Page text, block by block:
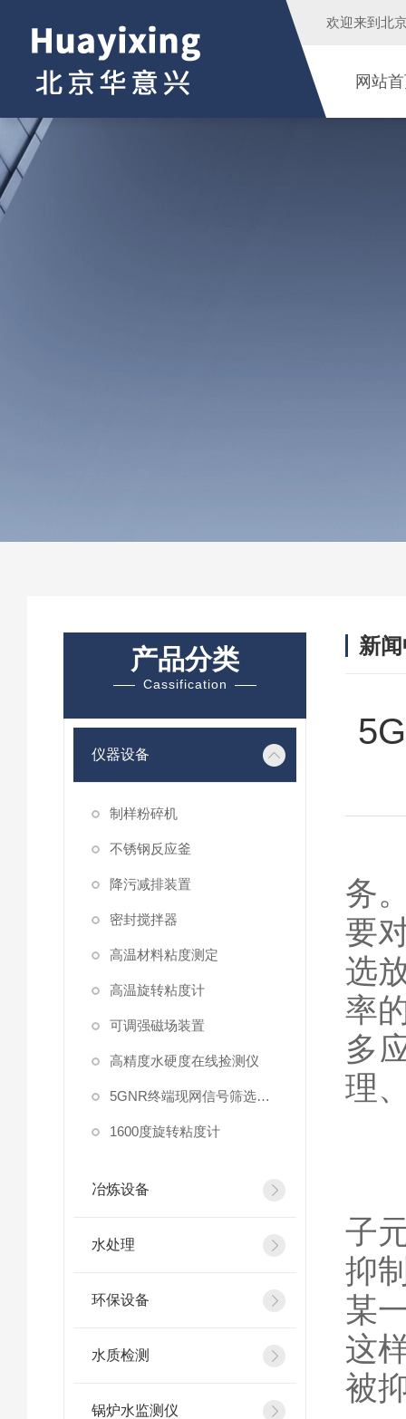
欢迎来到 北
网站
产品分类
Cassification
仪器设备
制样粉碎机
不锈钢反应釜
降污减排装置
密封搅拌器
高温材料粘度测定
高温旋转粘度计
可调强磁场装置
高精度水硬度在线捡测仪
5GNR终端现网信号筛选放大器
1600度旋转粘度计
冶炼设备
水处理
环保设备
水质检测
锅炉水监测仪
新
务
要
选
率
多
理
子
抑
某
这
被